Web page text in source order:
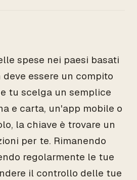
spese nei paesi basati
essere un compito
tu scelga un semplice
e carta, un'app mobile o
la chiave è trovare un
per te. Rimanendo
regolarmente le tue
il controllo delle tue